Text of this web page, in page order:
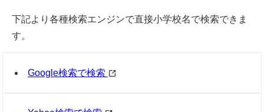
下記より各種検索エンジンで直接小学校名で検索できま
す。
Google検索で検索